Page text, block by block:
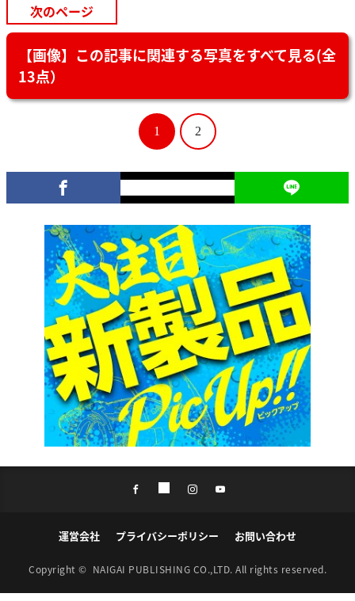
次のページ
【画像】この記事に関連する写真をすべて見る(全
13点）
1 2
運営会社 プライバシーポリシー お問い合わせ
Copyright © NAIGAI PUBLISHING CO.,LTD. All rights reserved.